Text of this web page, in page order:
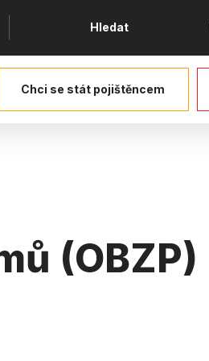
Hledat
Chci se stát pojištěncem
(OBZP)